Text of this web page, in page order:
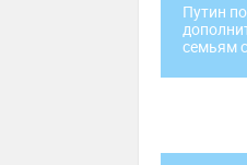
Путин
семьям